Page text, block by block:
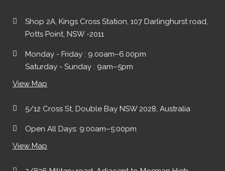
Shop 2A, Kings Cross Station, 107 Darlinghurst road,
Potts Point, NSW -2011
Monday - Friday : 9.00am–6.00pm
Saturday - Sunday : 9am–5pm
View Map
5/12 Cross St, Double Bay NSW 2028, Australia
Open All Days: 9:00am–5:00pm
View Map